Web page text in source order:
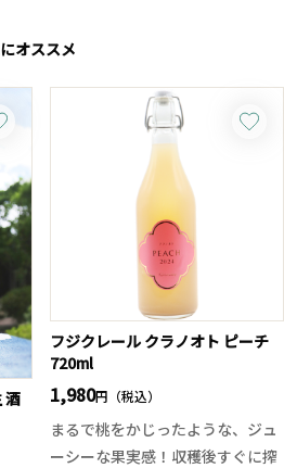
オススメ
酒
フジクレール クラノオト ピーチ
720ml
1,980円（税込）
まるで桃をかじったような、ジュ
ーシーな果実感！収穫後すぐに搾